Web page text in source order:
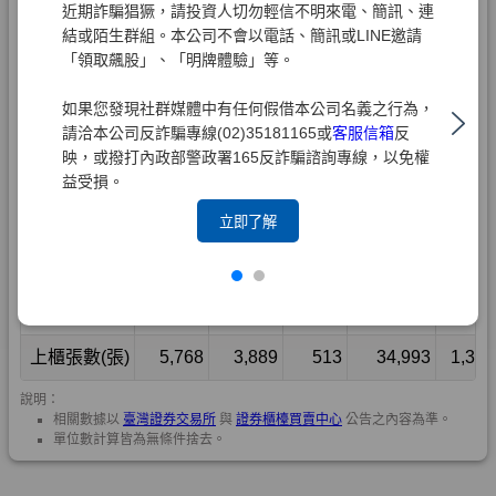
近期詐騙猖獗，請投資人切勿輕信不明來電、簡訊、連
結或陌生群組。本公司不會以電話、簡訊或LINE邀請
「領取飆股」、「明牌體驗」等。
如果您發現社群媒體中有任何假借本公司名義之行為，
請洽本公司反詐騙專線(02)35181165或客服信箱反
映，或撥打內政部警政署165反詐騙諮詢專線，以免權
益受損。
立即了解